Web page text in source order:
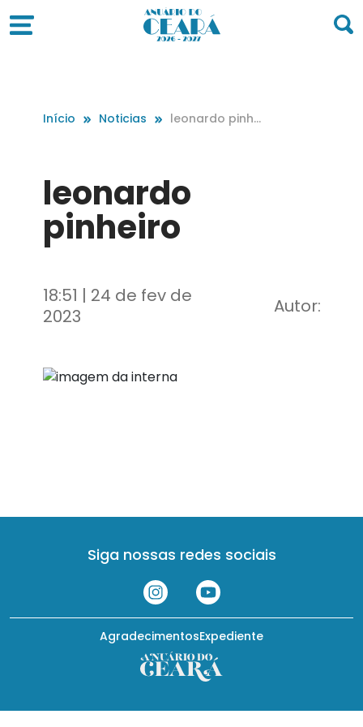
Início Noticias
leonardo pinhe
leonardo
pinheiro
18:51 | 24 de fev de
2023
Autor:
Siga nossas redes sociais
Expediente
Agradecimentos